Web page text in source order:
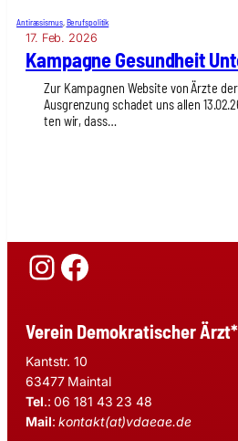
Antirassismus, Berufspolitik
17. Feb. 2026
Kam­pa­gne Gesund­heit
Zur Kam­pa­gnen Web­site von Ärz­te
Aus­gren­zung scha­det uns allen
ten wir, dass…
Instagram
Facebook
Verein Demokratischer
Kantstr. 10
63477 Maintal
Tel.: 06 181 43 23 48
Mail:kontakt(at)vdaeae.de